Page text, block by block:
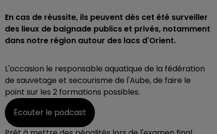
En cas de réussite, ils peuvent dès cet été surveiller
des lieux de baignade publics et privés, notamment
dans notre région autour des lacs d'Orient.
L'occasion le responsable aquatique de la fédération
de sauvetage et secourisme de l'Aube, de faire le
point sur les 2 formations possibles.
Écouter le podcast